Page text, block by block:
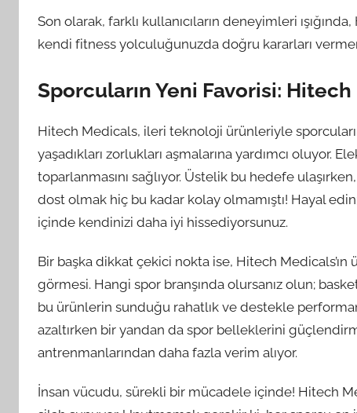
Son olarak, farklı kullanıcıların deneyimleri
kendi fitness yolculuğunuzda doğru kararları
Sporcuların Yeni Favorisi: Hitech
Hitech Medicals, ileri teknoloji ürünleriyle
yaşadıkları zorlukları aşmalarına yardımcı oluyor.
toparlanmasını sağlıyor. Üstelik bu hedefe
dost olmak hiç bu kadar kolay olmamıştı! Hayal
içinde kendinizi daha iyi hissediyorsunuz.
Bir başka dikkat çekici nokta ise, Hitech
görmesi. Hangi spor branşında olursanız olun;
bu ürünlerin sunduğu rahatlık ve destekle
azaltırken bir yandan da spor belleklerini
antrenmanlarından daha fazla verim alıyor.
İnsan vücudu, sürekli bir mücadele içinde! Hitech